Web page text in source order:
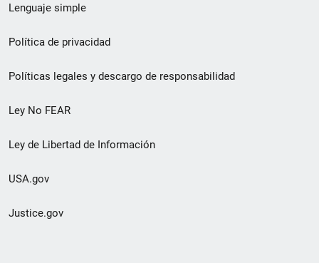
de
pie
de
página
Lenguaje simple
Política de privacidad
Políticas legales y descargo de responsabilidad
Ley No FEAR
Ley de Libertad de Información
USA.gov
Justice.gov